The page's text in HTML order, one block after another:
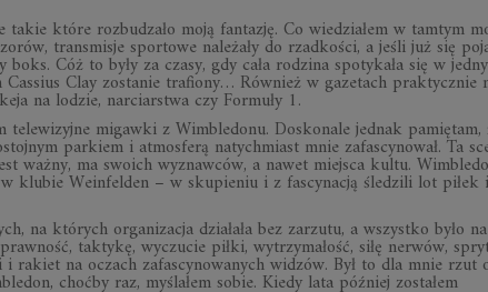
które rozbudzało moją fantazję. Co wiedziałem w tamtym
transmisje sportowe należały do rzadkości, a jeśli już się
Cóż to były za czasy, gdy cała rodzina spotykała się w
Clay zostanie trafiony… Również w gazetach praktycznie
na lodzie, narciarstwa czy Formuły 1.
telewizyjne migawki z Wimbledonu. Doskonale jednak
parkiem i atmosferą natychmiast mnie zafascynował. Ta
ważny, ma swoich wyznawców, a nawet miejsca kultu.
klubie Weinfelden – w skupieniu i z fascynacją śledzili lot piłek
na których organizacja działała bez zarzutu, a wszystko było
taktykę, wyczucie piłki, wytrzymałość, siłę nerwów,
rakiet na oczach zafascynowanych widzów. Był to dla mnie rzut
choćby raz, myślałem sobie. Kiedy lata później zostałem